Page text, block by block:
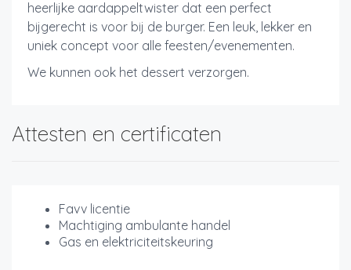
heerlijke aardappeltwister dat een perfect
bijgerecht is voor bij de burger. Een leuk, lekker en
uniek concept voor alle feesten/evenementen.
We kunnen ook het dessert verzorgen.
Attesten en certificaten
Favv licentie
Machtiging ambulante handel
Gas en elektriciteitskeuring